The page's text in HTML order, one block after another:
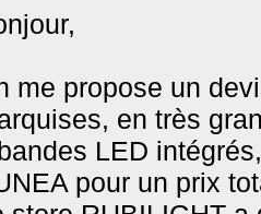
me propose un
en très
LED
pour un prix